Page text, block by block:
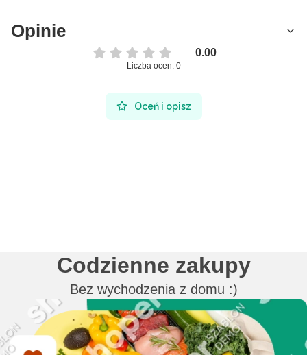
Opinie
0.00
Liczba ocen: 0
Oceń i opisz
Codzienne zakupy
Bez wychodzenia z domu :)